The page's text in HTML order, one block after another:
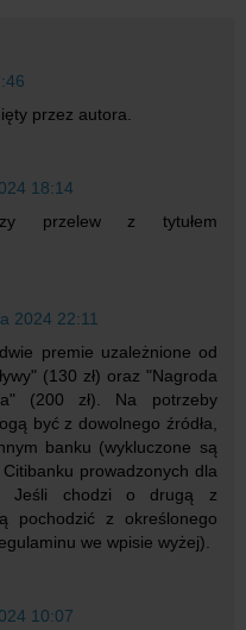
przez autora.
18:14
przelew z tytułem
2024 22:11
premie uzależnione od
(130 zł) oraz "Nagroda
(200 zł). Na potrzeby
być z dowolnego źródła,
banku (wykluczone są
prowadzonych dla
Jeśli chodzi o drugą z
pochodzić z określonego
we wpisie wyżej).
10:07